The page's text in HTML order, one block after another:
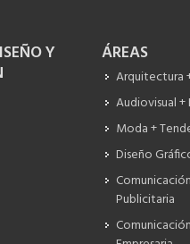
Y ÁREAS
Arquitectura
Audiovisual
Moda +
Diseño
Publicitaria